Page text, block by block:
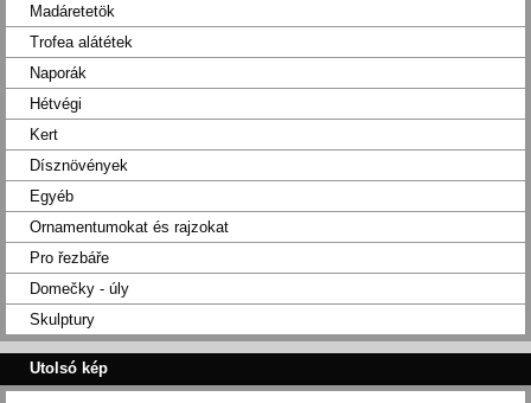
Madáretetök
Trofea alátétek
Naporák
Hétvégi
Kert
Dísznövények
Egyéb
Ornamentumokat és rajzokat
Pro řezbáře
Domečky - úly
Skulptury
Utolsó kép